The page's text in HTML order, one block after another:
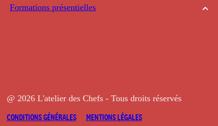
Formations présentielles
@ 2026 L'atelier des Chefs - Tous droits réservés
CONDITIONS GÉNÉRALES
MENTIONS LÉGALES